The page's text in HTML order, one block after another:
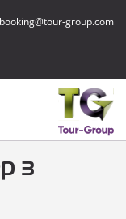
booking@tour-group.com
з